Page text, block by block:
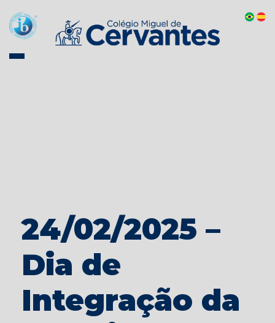
24/02/2025 –
Dia de
Integração da